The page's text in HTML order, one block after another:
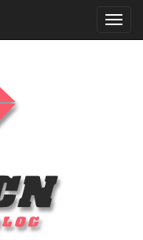
菜
单